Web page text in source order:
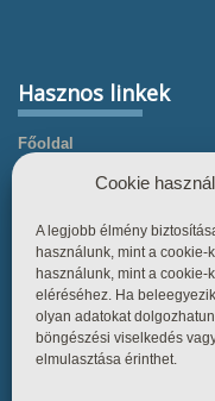
Hasznos linkek
Főoldal
Tudástár
Üzletszabályzat
Kapcsolat
Cookie
A legjobb élmény
használunk, mint a
használunk, mint a
eléréséhez. Ha
olyan adatokat
böngészési viselkedés
elmulasztása érinthet.